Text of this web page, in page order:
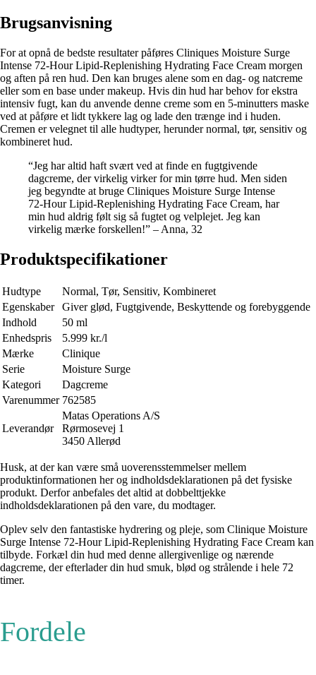
Brugsanvisning
For at opnå de bedste resultater påføres Cliniques Moisture Surge
Intense 72-Hour Lipid-Replenishing Hydrating Face Cream morgen
og aften på ren hud. Den kan bruges alene som en dag- og natcreme
eller som en base under makeup. Hvis din hud har behov for ekstra
intensiv fugt, kan du anvende denne creme som en 5-minutters maske
ved at påføre et lidt tykkere lag og lade den trænge ind i huden.
Cremen er velegnet til alle hudtyper, herunder normal, tør, sensitiv og
kombineret hud.
“Jeg har altid haft svært ved at finde en fugtgivende
dagcreme, der virkelig virker for min tørre hud. Men siden
jeg begyndte at bruge Cliniques Moisture Surge Intense
72-Hour Lipid-Replenishing Hydrating Face Cream, har
min hud aldrig følt sig så fugtet og velplejet. Jeg kan
virkelig mærke forskellen!” – Anna, 32
Produktspecifikationer
Hudtype
Normal, Tør, Sensitiv, Kombineret
Egenskaber
Giver glød, Fugtgivende, Beskyttende og forebyggende
Indhold
50 ml
Enhedspris
5.999 kr./l
Mærke
Clinique
Serie
Moisture Surge
Kategori
Dagcreme
Varenummer 762585
Leverandør
Matas Operations A/S
Rørmosevej 1
3450 Allerød
Husk, at der kan være små uoverensstemmelser mellem
produktinformationen her og indholdsdeklarationen på det fysiske
produkt. Derfor anbefales det altid at dobbelttjekke
indholdsdeklarationen på den vare, du modtager.
Oplev selv den fantastiske hydrering og pleje, som Clinique Moisture
Surge Intense 72-Hour Lipid-Replenishing Hydrating Face Cream kan
tilbyde. Forkæl din hud med denne allergivenlige og nærende
dagcreme, der efterlader din hud smuk, blød og strålende i hele 72
timer.
Fordele